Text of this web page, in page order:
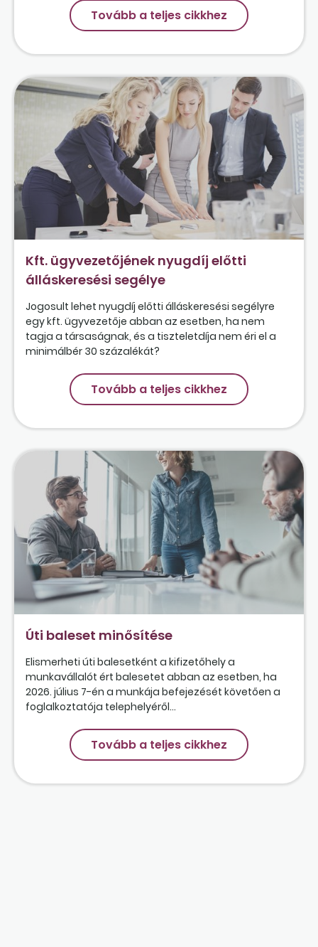
Tovább a teljes cikkhez
Kft. ügyvezetőjének nyugdíj előtti
álláskeresési segélye
Jogosult lehet nyugdíj előtti álláskeresési segélyre
egy kft. ügyvezetője abban az esetben, ha nem
tagja a társaságnak, és a tiszteletdíja nem éri el a
minimálbér 30 százalékát?
Tovább a teljes cikkhez
Úti baleset minősítése
Elismerheti úti balesetként a kifizetőhely a
munkavállalót ért balesetet abban az esetben, ha
2026. július 7-én a munkája befejezését követően a
foglalkoztatója telephelyéről...
Tovább a teljes cikkhez